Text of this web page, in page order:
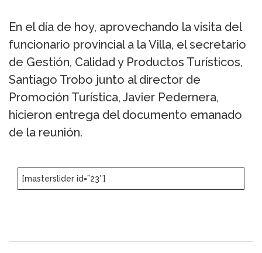
En el día de hoy, aprovechando la visita del
funcionario provincial a la Villa, el secretario
de Gestión, Calidad y Productos Turísticos,
Santiago Trobo junto al director de
Promoción Turística, Javier Pedernera,
hicieron entrega del documento emanado
de la reunión.
[masterslider id=”23″]